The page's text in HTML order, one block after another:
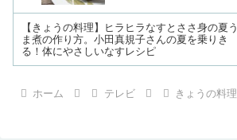
【きょうの料理】ヒラヒラなすとささ身の夏う
ま煮の作り方。小田真規子さんの夏を乗りき
る！体にやさしいなすレシピ
ホーム テレビ きょうの料理